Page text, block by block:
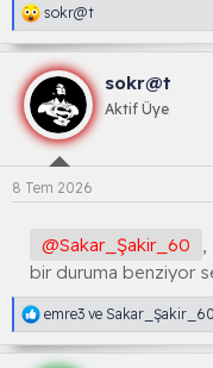
R
e
a
k
s
i
y
o
n
l
a
:
sokr@t
sokr@t
Aktif Üye
8 Tem 2026
@Sakar_Şakir_60
,
bir duruma benziyor
R
e
a
emre3 ve Sakar_Şakir_60